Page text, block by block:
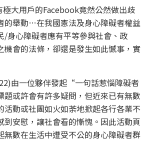
大用戶的Facebook竟然公然做出歧
的舉動…在我國憲法及身心障礙者權益
/身心障礙者應有平等參與社會、政
機會的法條，卻還是發生如此憾事，實
由一位夥伴發起“一句話惹惱障礙者
或許會有許多疑問，但近來已有無數
活動或社團如火如荼地掀起各行各業不
到安慰，讓社會看的慚愧。因此活動頁
無數在生活中遭受不公的身心障礙者群